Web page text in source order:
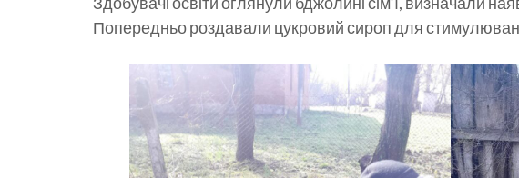
Попередньо роздавали цукровий сироп для